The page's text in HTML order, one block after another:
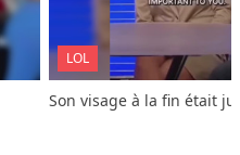
LOL
Son visage à la fin était